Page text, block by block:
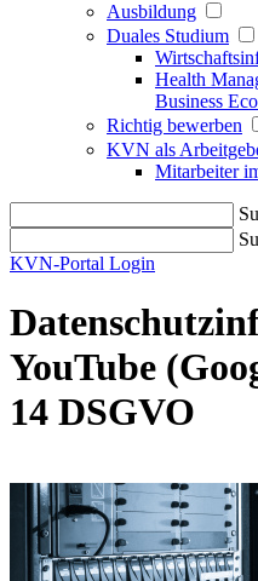
Ausbildung
Duales Studium
Health
Business
Richtig bewerben
KVN als
Mitarbeiter
KVN-Portal Login
YouTube
14 DSGVO